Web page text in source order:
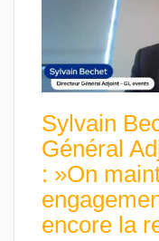
Sylvain
Général
: »On
encore la